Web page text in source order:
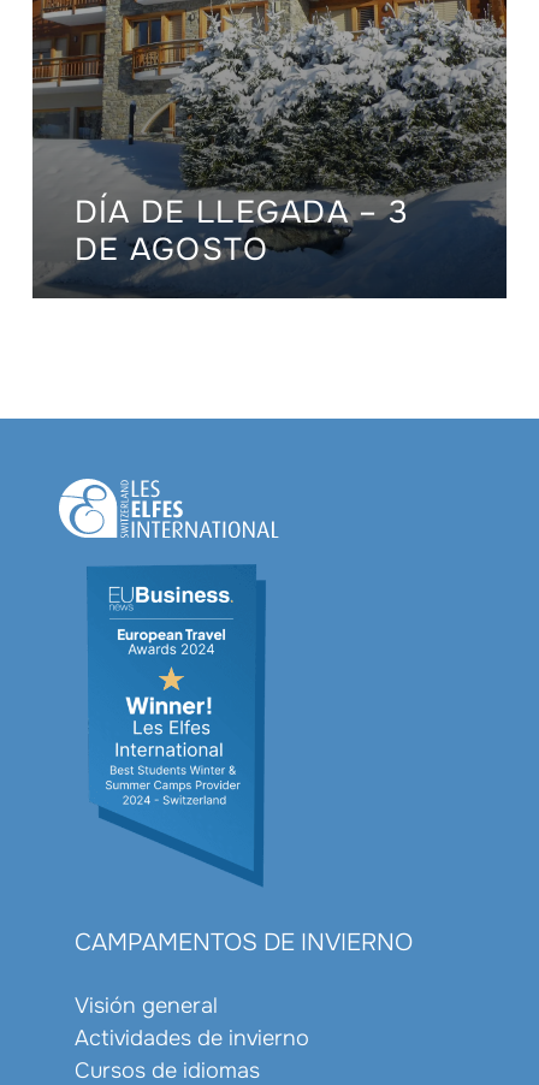
DÍA DE LLEGADA – 3
DE AGOSTO
CAMPAMENTOS DE INVIERNO
Visión general
Actividades de invierno
Cursos de idiomas